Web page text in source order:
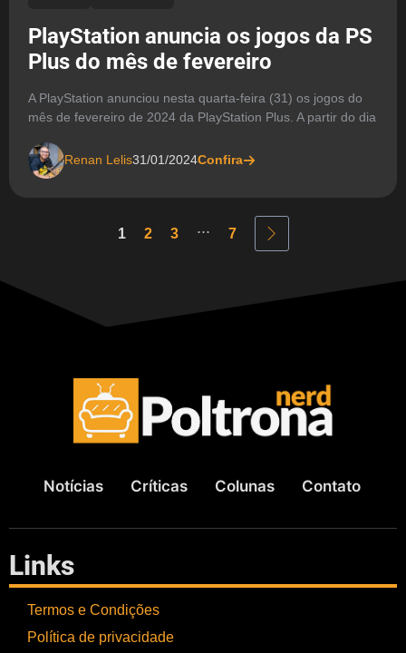
PlayStation anuncia os jogos da PS
Plus do mês de fevereiro
A PlayStation anunciou nesta quarta-feira (31) os jogos do
mês de fevereiro de 2024 da PlayStation Plus. A partir do dia
Renan Lelis31/01/2024Confira
1 2 3 ... 7
Notícias Críticas Colunas Contato
Links
Termos e Condições
Política de privacidade